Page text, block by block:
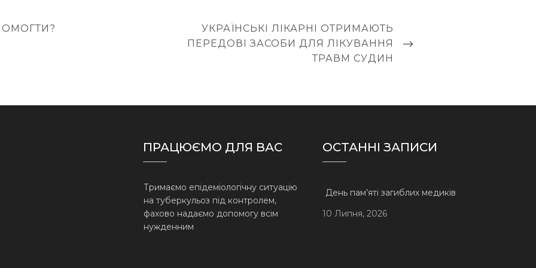
NEXT
POST
УКРАЇНСЬКІ ЛІКАРНІ ОТРИМАЮТЬ
ПЕРЕДОВІ ЗАСОБИ ДЛЯ ЛІКУВАННЯ
ТРАВМ СУДИН
ПРАЦЮЄМО ДЛЯ ВАС
Тримаємо епідеміологічну ситуацію
на туберкульоз під контролем,
фахово надаємо допомогу всім
нужденним
ОСТАННІ ЗАПИСИ
День пам’яті загиблих медиків
10 Липня, 2026